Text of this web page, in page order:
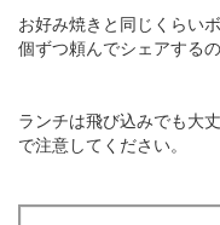
お好み焼きと同じくらい
個ずつ頼んでシェアする
ランチは飛び込みでも大
で注意してください。